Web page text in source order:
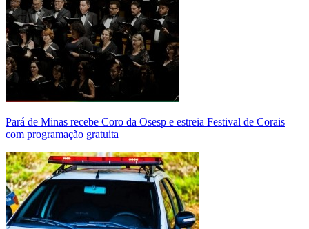
Pará de Minas recebe Coro da Osesp e estreia Festival de Corais
com programação gratuita